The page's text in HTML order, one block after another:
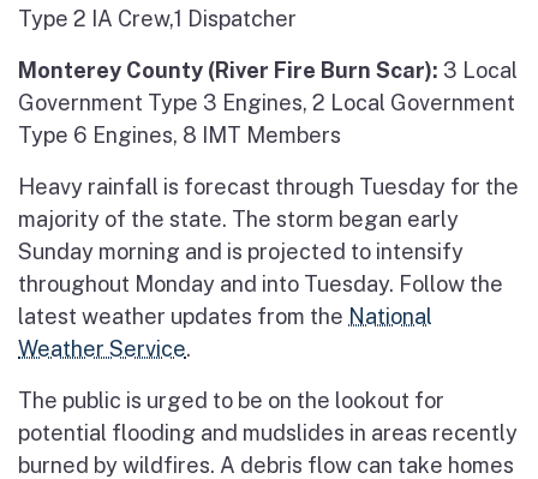
Type 2 IA Crew,1 Dispatcher
Monterey County (River Fire Burn Scar): 3 Local
Government Type 3 Engines, 2 Local Government
Type 6 Engines, 8 IMT Members
Heavy rainfall is forecast through Tuesday for the
majority of the state. The storm began early
Sunday morning and is projected to intensify
throughout Monday and into Tuesday. Follow the
latest weather updates from the National
Weather Service.
The public is urged to be on the lookout for
potential flooding and mudslides in areas recently
burned by wildfires. A debris flow can take homes